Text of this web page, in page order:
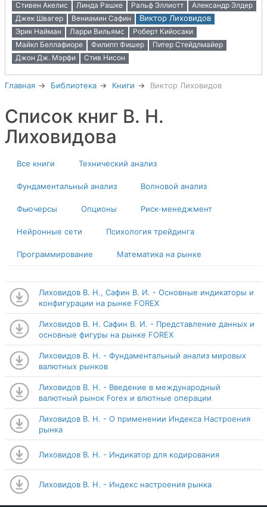
Стивен Акелис
Линда Рашке Ральф Эллиотт
Александр Элдер
Джек Швагер
Вениамин Сафин Виктор Лиховидов
Эрик Найман Ларри Вильямс
Роберт Кийосаки
Майкл Беллафиоре
Филипп Фишер
Питер Стейдлмайер
Джон Дж. Мэрфи
Стив Нисон
Главная Библиотека Книги Виктор Лиховидов
Список книг В. Н.
Лиховидова
Все книги Технический анализ
Фундаментальный анализ Волновой анализ
Фьючерсы Опционы Риск-менеджмент
Нейронные сети Психология трейдинга
Программирование Математика на рынке
Лиховидов В. Н., Сафин В. И. - Основные индикаторы и
конфигурации на рынке FOREX
Лиховидов В. Н. Сафин В. И. - Представление данных и
основные фигуры на рынке FOREX
Лиховидов В. Н. - Фундаментальный анализ мировых
валютных рынков
Лиховидов В. Н. - Введение в международный
валютный рынок Forex и влютные операции
Лиховидов В. Н. - О применении Индекса Настроения
рынка
Лиховидов В. Н. - Индикатор для кодирования
Лиховидов В. Н. - Индекс настроения рынка